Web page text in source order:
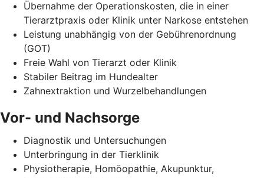
Übernahme der Operationskosten, die in einer
Tierarztpraxis oder Klinik unter Narkose entstehen
Leistung unabhängig von der Gebührenordnung
(GOT)
Freie Wahl von Tierarzt oder Klinik
Stabiler Beitrag im Hundealter
Zahnextraktion und Wurzelbehandlungen
Vor- und Nachsorge
Diagnostik und Untersuchungen
Unterbringung in der Tierklinik
Physiotherapie, Homöopathie, Akupunktur,